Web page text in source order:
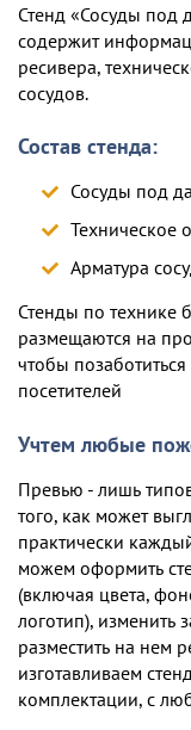
Стенд «Сосуды под
содержит
ресивера,
сосудов.
Состав стенда:
Сосуды под
Техническое
Арматура
Стенды по технике
размещаются на
чтобы
посетителей
Учтем любые
Превью - лишь
того, как может
практически
можем оформить
(включая цвета,
логотип), изменить
разместить на
изготавливаем
комплектации, c